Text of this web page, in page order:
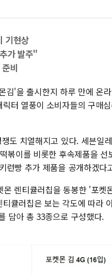
기현상
가 발주"
비
'을 출시한지 하루 만에 온
터 열풍이 소비자들의 구매
도 치열해지고 있다. 세븐일
볶이를 비롯한 후속제품을
런빵 추가 제품을 공개하겠다
렌티큘러칩을 동봉한 '포켓
큘러칩은 보는 각도에 따라
담아 총 33종으로 구성했다.